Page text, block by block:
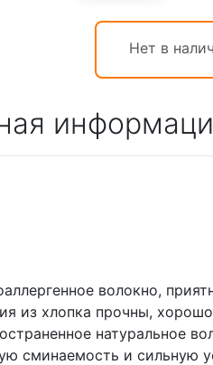
Нет в
волокно,
из хлопка прочны,
натуральное
сминаемость и сильную